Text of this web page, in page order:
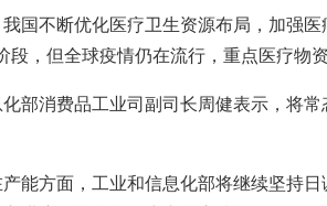
国不断优化医疗卫生资源布局，加强
段，但全球疫情仍在流行，重点医疗物
部消费品工业司副司长周健表示，将
能方面，工业和信息化部将继续坚持